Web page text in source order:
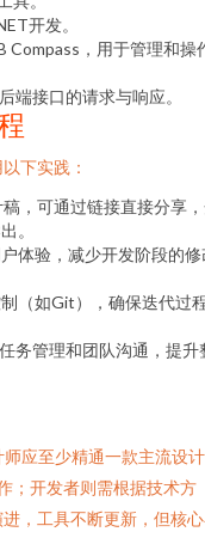
开发。
Compass，用于管理和操
端接口的请求与响应。
下实践：
稿，可通过链接直接分享
。
体验，减少开发阶段的修
（如Git），确保迭代过
务管理和团队沟通，提升
应至少精通一款主流设
；开发者则需根据技术方
，工具不断更新，但核